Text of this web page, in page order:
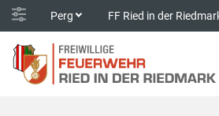
Perg FF Ried in der